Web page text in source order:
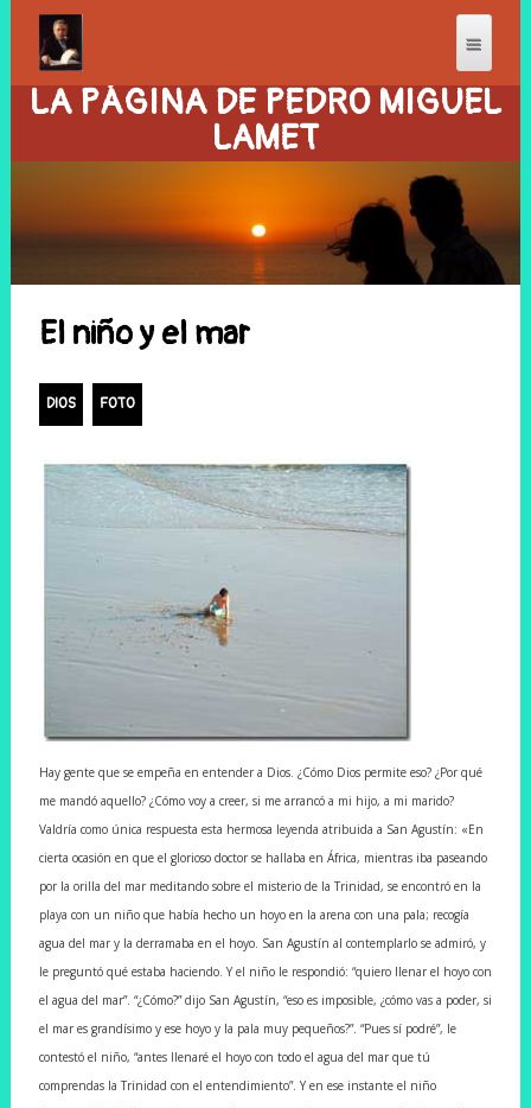
LA PÁGINA DE PEDRO MIGUEL
LAMET
El niño y el mar
DIOS FOTO
Hay gente que se empeña en entender a Dios. ¿Cómo Dios permite eso? ¿Por qué
me mandó aquello? ¿Cómo voy a creer, si me arrancó a mi hijo, a mi marido?
Valdría como única respuesta esta hermosa leyenda atribuida a San Agustín: «En
cierta ocasión en que el glorioso doctor se hallaba en África, mientras iba paseando
por la orilla del mar meditando sobre el misterio de la Trinidad, se encontró en la
playa con un niño que había hecho un hoyo en la arena con una pala; recogía
agua del mar y la derramaba en el hoyo. San Agustín al contemplarlo se admiró, y
le preguntó qué estaba haciendo. Y el niño le respondió: “quiero llenar el hoyo con
el agua del mar”. “¿Cómo?” dijo San Agustín, “eso es imposible, ¿cómo vas a poder, si
el mar es grandísimo y ese hoyo y la pala muy pequeños?”. “Pues sí podré”, le
contestó el niño, “antes llenaré el hoyo con todo el agua del mar que tú
comprendas la Trinidad con el entendimiento”. Y en ese instante el niño